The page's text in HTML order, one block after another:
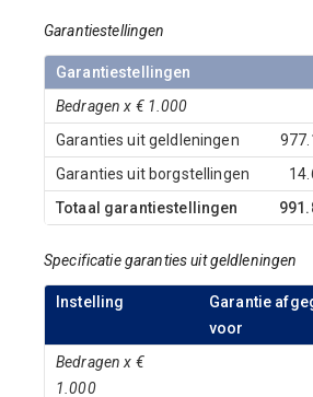
Garantiestellingen
Garantiestellingen
Bedragen x € 1.000
Garanties uit geldleningen
Garanties uit borgstellingen
Totaal garantiestellingen
Specificatie garanties uit geldleningen
Instelling
Garantie
voor
Bedragen x €
1.000